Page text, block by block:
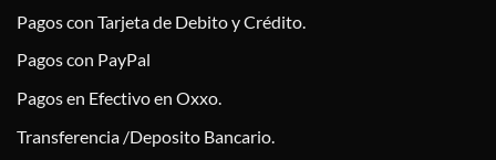
Pagos con Tarjeta de Debito y Crédito.
Pagos con PayPal
Pagos en Efectivo en Oxxo.
Transferencia /Deposito Bancario.